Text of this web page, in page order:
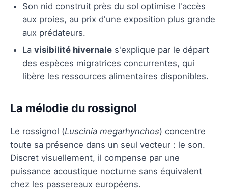
Son nid construit près du sol optimise l'accès
aux proies, au prix d'une exposition plus grande
aux prédateurs.
La visibilité hivernale s'explique par le départ
des espèces migratrices concurrentes, qui
libère les ressources alimentaires disponibles.
La mélodie du rossignol
Le rossignol (Luscinia megarhynchos) concentre
toute sa présence dans un seul vecteur : le son.
Discret visuellement, il compense par une
puissance acoustique nocturne sans équivalent
chez les passereaux européens.